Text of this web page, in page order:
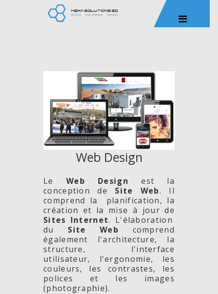
Web Design
Le Web Design est la
conception de Site Web. Il
comprend la planification, la
création et la mise à jour de
Sites Internet. L'élaboration
du Site Web comprend
également l'architecture, la
structure, l'interface
utilisateur, l'ergonomie, les
couleurs, les contrastes, les
polices et les images
(photographie).